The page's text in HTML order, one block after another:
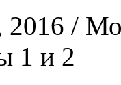
2016 /
1 и 2